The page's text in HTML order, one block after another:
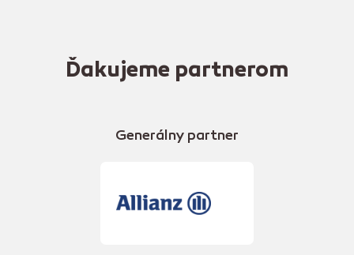
Ďakujeme partnerom
Generálny partner